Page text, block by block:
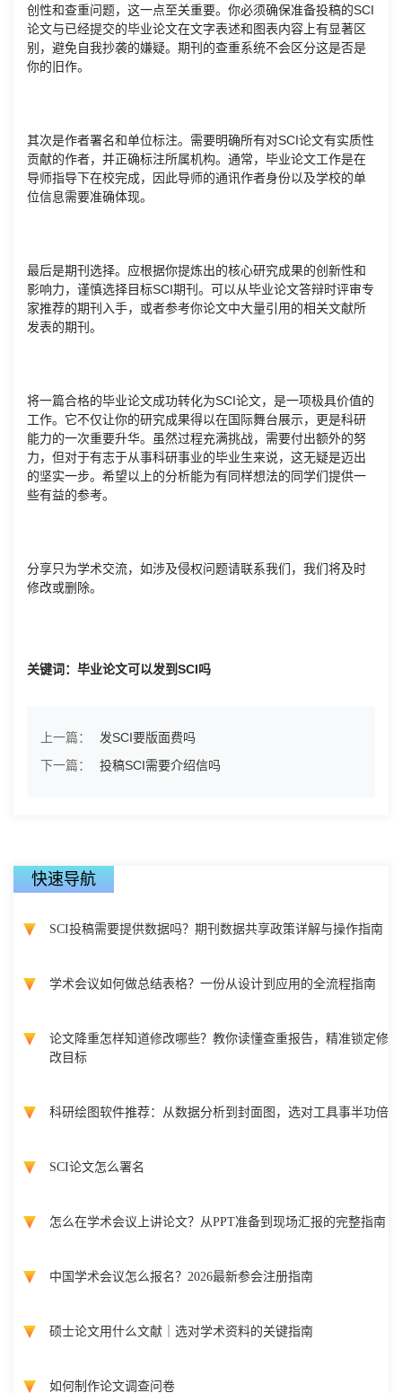
创性和查重问题，这一点至关重要。你必须确保准备投稿的SCI
论文与已经提交的毕业论文在文字表述和图表内容上有显著区
别，避免自我抄袭的嫌疑。期刊的查重系统不会区分这是否是
你的旧作。
其次是作者署名和单位标注。需要明确所有对SCI论文有实质性
贡献的作者，并正确标注所属机构。通常，毕业论文工作是在
导师指导下在校完成，因此导师的通讯作者身份以及学校的单
位信息需要准确体现。
最后是期刊选择。应根据你提炼出的核心研究成果的创新性和
影响力，谨慎选择目标SCI期刊。可以从毕业论文答辩时评审专
家推荐的期刊入手，或者参考你论文中大量引用的相关文献所
发表的期刊。
将一篇合格的毕业论文成功转化为SCI论文，是一项极具价值的
工作。它不仅让你的研究成果得以在国际舞台展示，更是科研
能力的一次重要升华。虽然过程充满挑战，需要付出额外的努
力，但对于有志于从事科研事业的毕业生来说，这无疑是迈出
的坚实一步。希望以上的分析能为有同样想法的同学们提供一
些有益的参考。
分享只为学术交流，如涉及侵权问题请联系我们，我们将及时
修改或删除。
关键词：毕业论文可以发到SCI吗
上一篇：
发SCI要版面费吗
下一篇：
投稿SCI需要介绍信吗
快速导航
SCI投稿需要提供数据吗？期刊数据共享政策详解与操作指南
学术会议如何做总结表格？一份从设计到应用的全流程指南
论文降重怎样知道修改哪些？教你读懂查重报告，精准锁定修
改目标
科研绘图软件推荐：从数据分析到封面图，选对工具事半功倍
SCI论文怎么署名
怎么在学术会议上讲论文？从PPT准备到现场汇报的完整指南
中国学术会议怎么报名？2026最新参会注册指南
硕士论文用什么文献｜选对学术资料的关键指南
如何制作论文调查问卷